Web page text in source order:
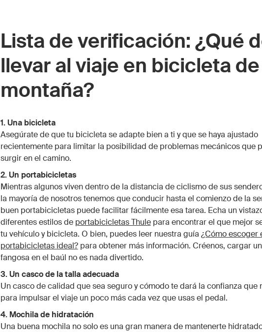
Lista de verificación: ¿Qué
llevar al viaje en bicicleta de
montaña?
1. Una bicicleta
Asegúrate de que tu bicicleta se adapte bien a ti y que se haya ajustado
recientemente para limitar la posibilidad de problemas mecánicos que
surgir en el camino.
2. Un portabicicletas
Mientras algunos viven dentro de la distancia de ciclismo de sus
la mayoría de nosotros tenemos que conducir hasta el comienzo de la
buen portabicicletas puede facilitar fácilmente esa tarea. Echa un
diferentes estilos de portabicicletas Thulepara encontrar el que mejor
tu vehículo y bicicleta. O bien, puedes leer nuestra guía ¿Cómo escoger
portabicicletas ideal?para obtener más información. Créenos, cargar
fangosa en el baúl no es nada divertido.
3. Un casco de la talla adecuada
Un casco de calidad que sea seguro y cómodo te dará la confianza que
para impulsar el viaje un poco más cada vez que usas el pedal.
4. Mochila de hidratación
Una buena mochila no solo es una gran manera de mantenerte